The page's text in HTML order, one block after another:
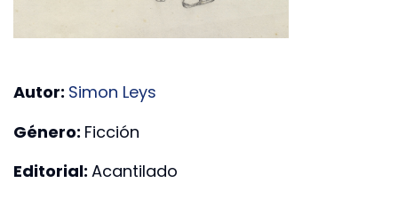
Autor: Simon Leys
Género: Ficción
Editorial: Acantilado